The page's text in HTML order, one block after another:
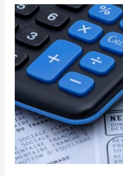
FAIT
GÉNÉRATEUR
DES
COTISATIONS
:
DE
NOUVELLES
RÈGLES
EN
PHASE
PILOTE
DÈS
1ER
JUILLET
2025